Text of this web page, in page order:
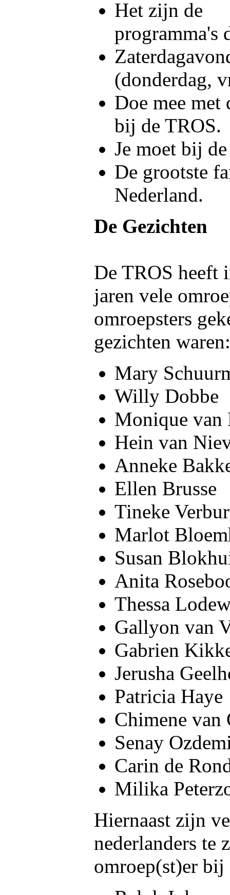
Het zijn de
programma's
(donderdag,
Doe mee met
bij de TROS.
Je moet bij
De grootste
Nederland.
De Gezichten
De TROS heeft
jaren vele
omroepsters
gezichten waren:
Mary
Willy Dobbe
Monique van
Hein van
Anneke
Ellen Brusse
Tineke
Marlot
Susan
Anita
Thessa
Gallyon van
Gabrien
Jerusha
Patricia Haye
Chimene van
Senay
Carin de
Milika
Hiernaast zijn
nederlanders te
omroep(st)er bij